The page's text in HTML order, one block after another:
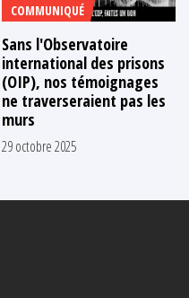
COMMUNIQUÉ
Sans l'Observatoire
international des prisons
(OIP), nos témoignages
ne traverseraient pas les
murs
29 octobre 2025